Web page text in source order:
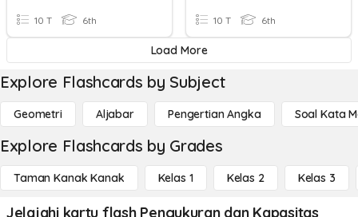
10 T 6th 10 T 6th
Load More
Explore Flashcards by Subject
Geometri Aljabar Pengertian Angka Soal Kata
Explore Flashcards by Grades
Taman Kanak Kanak Kelas 1 Kelas 2 Kelas 3
Jelajahi kartu flash Pengukuran dan Kapasitas